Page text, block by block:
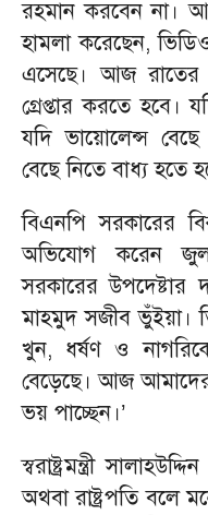
রহমান করবেন না।
হামলা করেছেন,
এসেছে। আজ রাতের
গ্রেপ্তার করতে হবে।
যদি ভায়োলেন্স
বেছে নিতে বাধ্য হতে
বিএনপি সরকারের
অভিযোগ করেন জুলাই
সরকারের
মাহমুদ সজীব ভুঁইয়া।
খুন, ধর্ষণ ও
বেড়েছে। আজ
ভয় পাচ্ছেন।’
স্বরাষ্ট্রমন্ত্রী
অথবা রাষ্ট্রপতি বলে